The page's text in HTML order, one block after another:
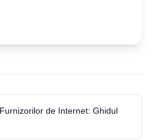
de Internet: Ghidul